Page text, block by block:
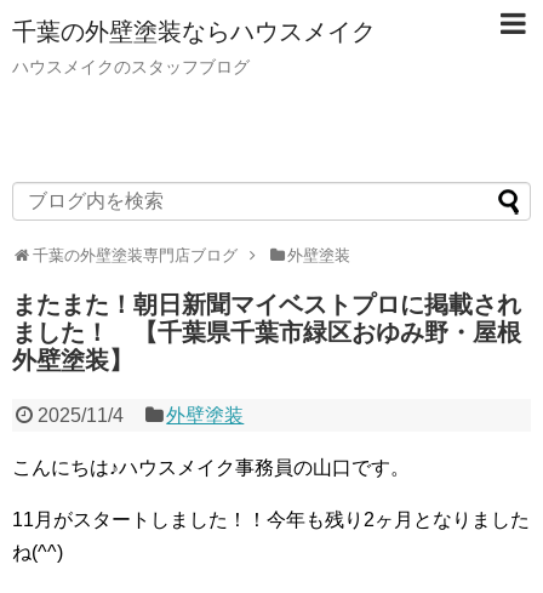
千葉の外壁塗装ならハウスメイク
ハウスメイクのスタッフブログ
千葉の外壁塗装専門店ブログ 外壁塗装
またまた！朝日新聞マイベストプロに掲載され
ました！ 【千葉県千葉市緑区おゆみ野・屋根
外壁塗装】
2025/11/4 外壁塗装
こんにちは♪ハウスメイク事務員の山口です。
11月がスタートしました！！今年も残り2ヶ月となりました
ね(^^)